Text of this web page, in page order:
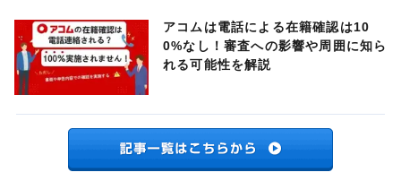
アコムは電話による在籍確認は10
0%なし！審査への影響や周囲に知ら
れる可能性を解説